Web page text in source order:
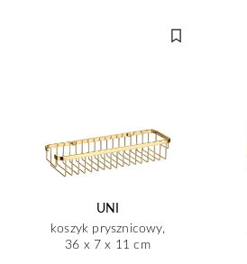
UNI
koszyk prysznicowy,
36 x 7 x 11 cm